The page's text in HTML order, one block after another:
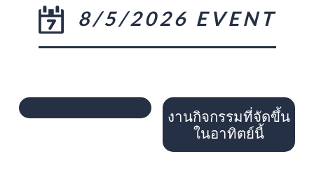
8/5/2026 EVENT
งานกิจกรรมที่จัดขึ้น
ในอาทิตย์นี้